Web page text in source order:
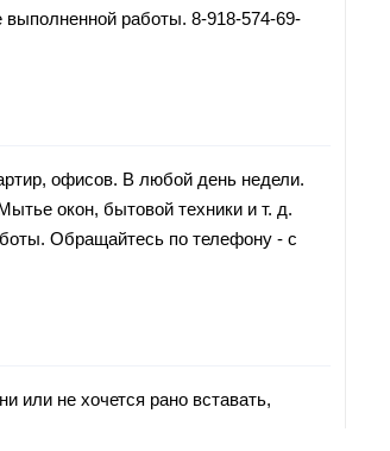
выполненной работы. 8-918-574-69-
офисов. В любой день недели.
окон, бытовой техники и т. д.
Обращайтесь по телефону - с
или не хочется рано вставать,